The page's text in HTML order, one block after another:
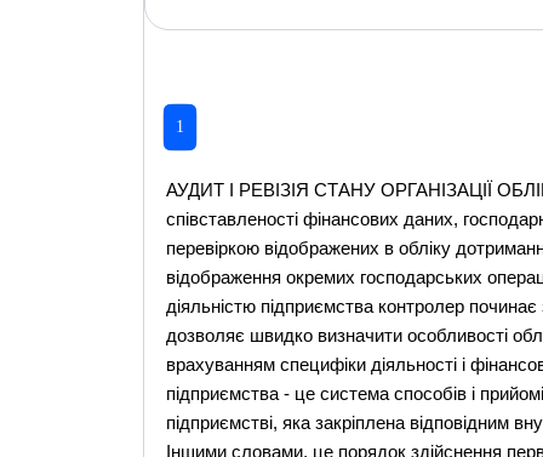
1
АУДИТ І РЕВІЗІЯ СТАНУ ОРГАНІЗАЦІЇ
співставленості фінансових даних,
перевіркою відображених в обліку
відображення окремих господарських
діяльністю підприємства контролер
дозволяє швидко визначити особливості
врахуванням специфіки діяльності і
підприємства - це система способів і
підприємстві, яка закріплена відповідним
Іншими словами, це порядок здійснення